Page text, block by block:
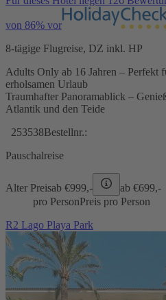
von 86% vor
8-tägige Flugreise, DZ inkl. HP
Adults Only ab 16 Jahren – Perfekt
erholsamen Urlaub
Traumhafter Panoramablick –
Atlantik und den Teide
253538Bestellnr.:
Pauschalreise
Alter Preisab €999,- ab €699,-
pro PersonPreis pro Person
R2 Lago Playa Park